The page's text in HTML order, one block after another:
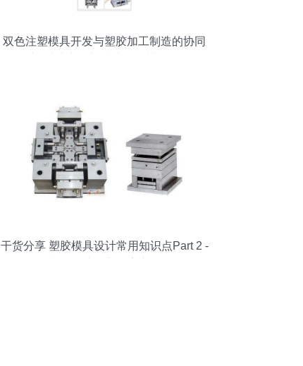
双色注塑模具开发与塑胶加工制造的协同
干货分享 塑胶模具设计常用知识点Part 2 -